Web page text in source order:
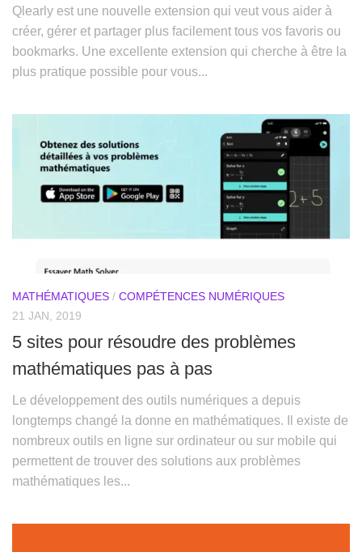
Qlearly est une nouvelle extension qui veut vous aider à
créer, gérer et partager plus facilement tous vos favoris ou
bookmarks. Une excellente extension qui cherche à être la
plus pratique possible pour vous...
MATHÉMATIQUES / COMPÉTENCES NUMÉRIQUES
21 JAN, 2019
5 sites pour résoudre des problèmes
mathématiques pas à pas
Le développement des outils numériques a depuis
longtemps changé la donne en mathématiques. Il existe de
nombreux outils en ligne sur ordinateur ou sur mobile qui
permettent de trouver des solutions aux problèmes
mathématiques les...